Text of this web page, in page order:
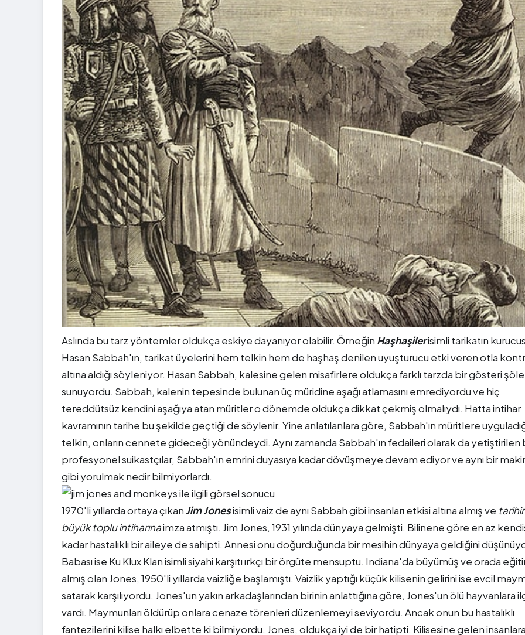
Aslında bu tarz yöntemler oldukça eskiye dayanıyor olabilir. Örneğin Haşhaşilerisimli tarikatın
Hasan Sabbah'ın, tarikat üyelerini hem telkin hem de haşhaş denilen uyuşturucu etki veren otla
altına aldığı söyleniyor. Hasan Sabbah, kalesine gelen misafirlere oldukça farklı tarzda bir gösteri
sunuyordu. Sabbah, kalenin tepesinde bulunan üç müridine aşağı atlamasını emrediyordu ve hiç
tereddütsüz kendini aşağıya atan müritler o dönemde oldukça dikkat çekmiş olmalıydı. Hatta intihar
kavramının tarihe bu şekilde geçtiği de söylenir. Yine anlatılanlara göre, Sabbah'ın müritlere
telkin, onların cennete gideceği yönündeydi. Aynı zamanda Sabbah'ın fedaileri olarak da yetiştirilen
profesyonel suikastçılar, Sabbah'ın emrini duyasıya kadar dövüşmeye devam ediyor ve aynı bir
gibi yorulmak nedir bilmiyorlardı.
1970'li yıllarda ortaya çıkan Jim Jonesisimli vaiz de aynı Sabbah gibi insanları etkisi altına almış ve
büyük toplu intiharınaimza atmıştı. Jim Jones, 1931 yılında dünyaya gelmişti. Bilinene göre en az
kadar hastalıklı bir aileye de sahipti. Annesi onu doğurduğunda bir mesihin dünyaya geldiğini
Babası ise Ku Klux Klan isimli siyahi karşıtı ırkçı bir örgüte mensuptu. Indiana'da büyümüş ve orada
almış olan Jones, 1950'li yıllarda vaizliğe başlamıştı. Vaizlik yaptığı küçük kilisenin gelirini ise evcil
satarak karşılıyordu. Jones'un yakın arkadaşlarından birinin anlattığına göre, Jones'un ölü hayvanlara
vardı. Maymunları öldürüp onlara cenaze törenleri düzenlemeyi seviyordu. Ancak onun bu hastalıklı
fantezilerini kilise halkı elbette ki bilmiyordu. Jones, oldukça iyi de bir hatipti. Kilisesine gelen insanlara